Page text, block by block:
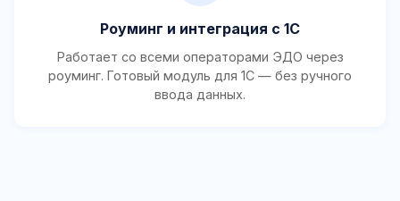
Роуминг и интеграция с 1С
Работает со всеми операторами ЭДО через
роуминг. Готовый модуль для 1С — без ручного
ввода данных.